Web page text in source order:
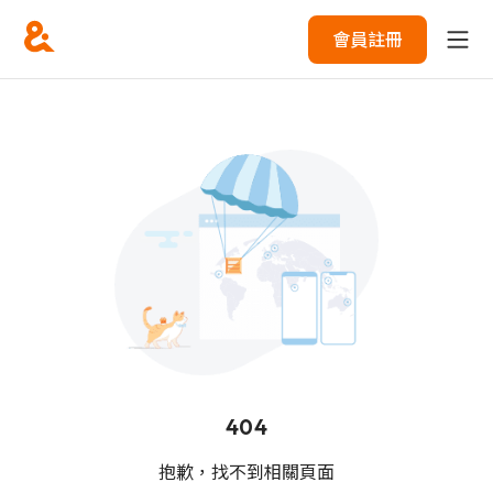
會員註冊
404
抱歉，找不到相關頁面